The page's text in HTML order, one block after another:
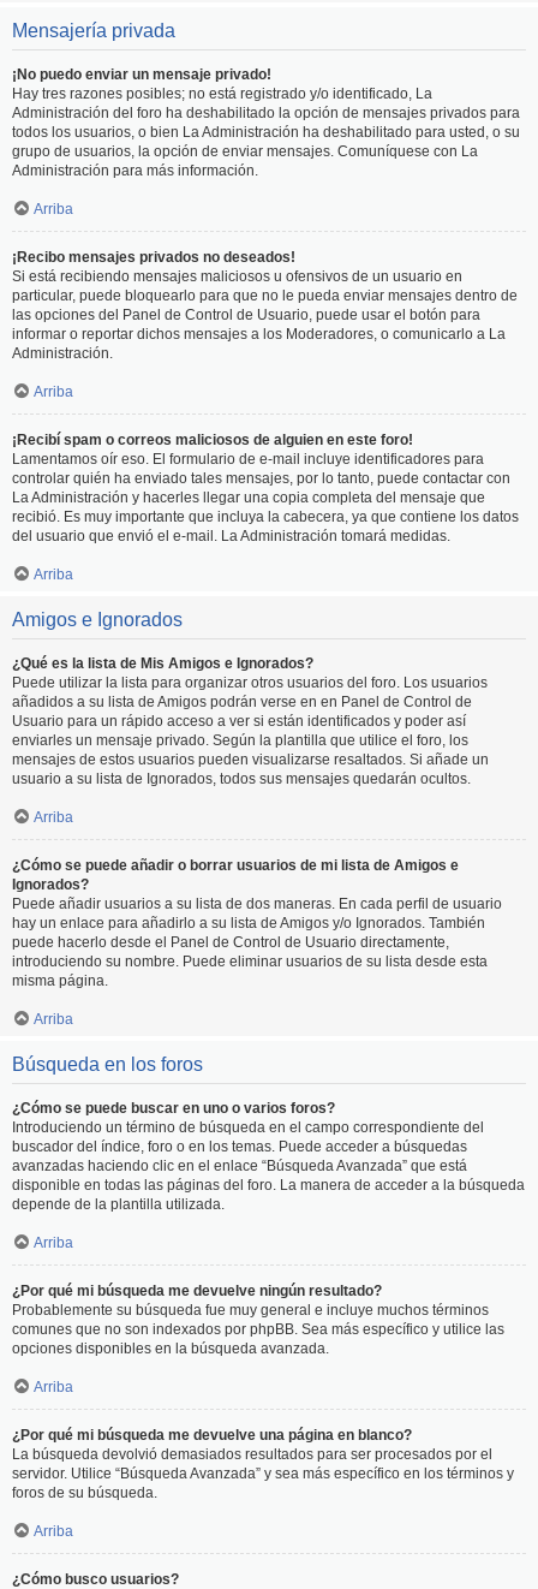
Mensajería privada
¡No puedo enviar un mensaje privado!
Hay tres razones posibles; no está registrado y/o identificado, La
Administración del foro ha deshabilitado la opción de mensajes privados para
todos los usuarios, o bien La Administración ha deshabilitado para usted, o su
grupo de usuarios, la opción de enviar mensajes. Comuníquese con La
Administración para más información.
Arriba
¡Recibo mensajes privados no deseados!
Si está recibiendo mensajes maliciosos u ofensivos de un usuario en
particular, puede bloquearlo para que no le pueda enviar mensajes dentro de
las opciones del Panel de Control de Usuario, puede usar el botón para
informar o reportar dichos mensajes a los Moderadores, o comunicarlo a La
Administración.
Arriba
¡Recibí spam o correos maliciosos de alguien en este foro!
Lamentamos oír eso. El formulario de e-mail incluye identificadores para
controlar quién ha enviado tales mensajes, por lo tanto, puede contactar con
La Administración y hacerles llegar una copia completa del mensaje que
recibió. Es muy importante que incluya la cabecera, ya que contiene los datos
del usuario que envió el e-mail. La Administración tomará medidas.
Arriba
Amigos e Ignorados
¿Qué es la lista de Mis Amigos e Ignorados?
Puede utilizar la lista para organizar otros usuarios del foro. Los usuarios
añadidos a su lista de Amigos podrán verse en en Panel de Control de
Usuario para un rápido acceso a ver si están identificados y poder así
enviarles un mensaje privado. Según la plantilla que utilice el foro, los
mensajes de estos usuarios pueden visualizarse resaltados. Si añade un
usuario a su lista de Ignorados, todos sus mensajes quedarán ocultos.
Arriba
¿Cómo se puede añadir o borrar usuarios de mi lista de Amigos e
Ignorados?
Puede añadir usuarios a su lista de dos maneras. En cada perfil de usuario
hay un enlace para añadirlo a su lista de Amigos y/o Ignorados. También
puede hacerlo desde el Panel de Control de Usuario directamente,
introduciendo su nombre. Puede eliminar usuarios de su lista desde esta
misma página.
Arriba
Búsqueda en los foros
¿Cómo se puede buscar en uno o varios foros?
Introduciendo un término de búsqueda en el campo correspondiente del
buscador del índice, foro o en los temas. Puede acceder a búsquedas
avanzadas haciendo clic en el enlace “Búsqueda Avanzada” que está
disponible en todas las páginas del foro. La manera de acceder a la búsqueda
depende de la plantilla utilizada.
Arriba
¿Por qué mi búsqueda me devuelve ningún resultado?
Probablemente su búsqueda fue muy general e incluye muchos términos
comunes que no son indexados por phpBB. Sea más específico y utilice las
opciones disponibles en la búsqueda avanzada.
Arriba
¿Por qué mi búsqueda me devuelve una página en blanco?
La búsqueda devolvió demasiados resultados para ser procesados por el
servidor. Utilice “Búsqueda Avanzada” y sea más específico en los términos y
foros de su búsqueda.
Arriba
¿Cómo busco usuarios?